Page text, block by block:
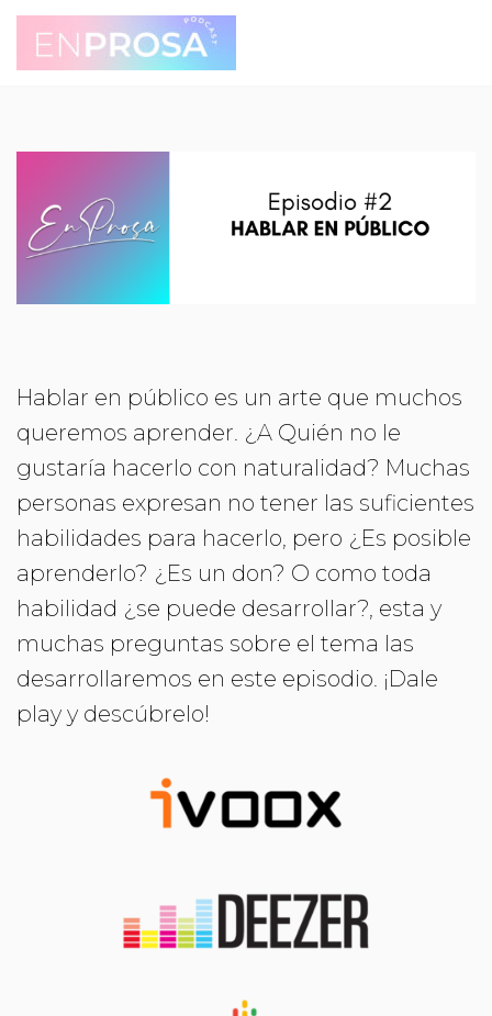
Saltar
Hablar en público es un arte que muchos
queremos aprender. ¿A Quién no le
gustaría hacerlo con naturalidad? Muchas
personas expresan no tener las suficientes
habilidades para hacerlo, pero ¿Es posible
aprenderlo? ¿Es un don? O como toda
habilidad ¿se puede desarrollar?, esta y
muchas preguntas sobre el tema las
desarrollaremos en este episodio. ¡Dale
play y descúbrelo!